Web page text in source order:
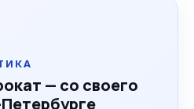
— со своего